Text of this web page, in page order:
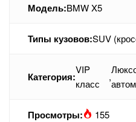
Модель:BMW X5
Типы кузовов:SUV
Категория:
VIP
класс
,
Просмотры: 155